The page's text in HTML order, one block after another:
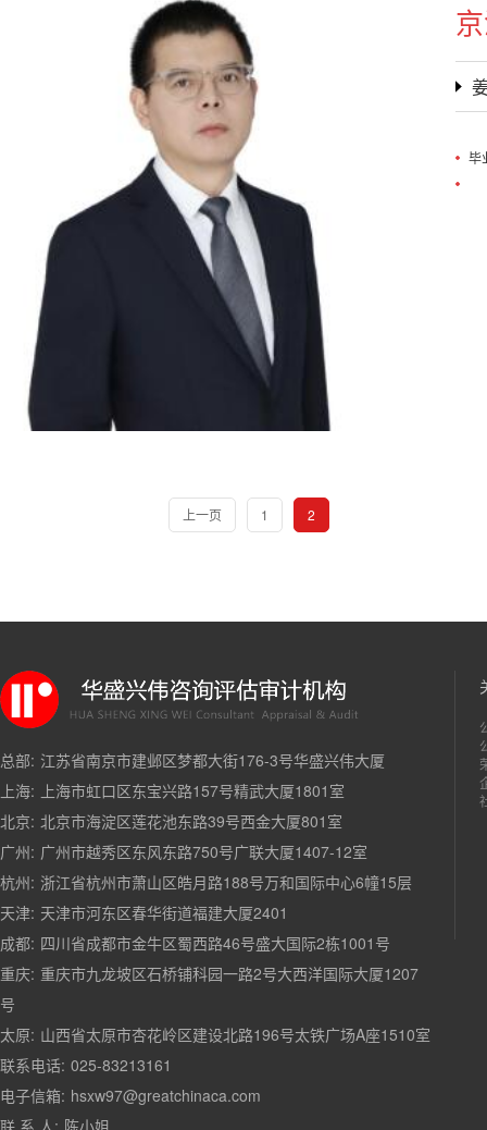
毕
上一页 1 2
总部: 江苏省南京市建邺区梦都大街176-3号华盛兴伟大厦
上海: 上海市虹口区东宝兴路157号精武大厦1801室
北京: 北京市海淀区莲花池东路39号西金大厦801室
广州: 广州市越秀区东风东路750号广联大厦1407-12室
杭州: 浙江省杭州市萧山区皓月路188号万和国际中心6幢15层
天津: 天津市河东区春华街道福建大厦2401
成都: 四川省成都市金牛区蜀西路46号盛大国际2栋1001号
重庆: 重庆市九龙坡区石桥铺科园一路2号大西洋国际大厦1207
号
太原: 山西省太原市杏花岭区建设北路196号太铁广场A座1510室
联系电话: 025-83213161
电子信箱: hsxw97@greatchinaca.com
联 系 人: 陈小姐